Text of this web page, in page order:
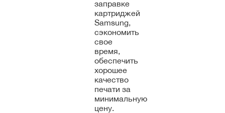
заправке
картриджей
Samsung,
сэкономить
свое
время,
обеспечить
хорошее
качество
печати за
минимальную
цену.